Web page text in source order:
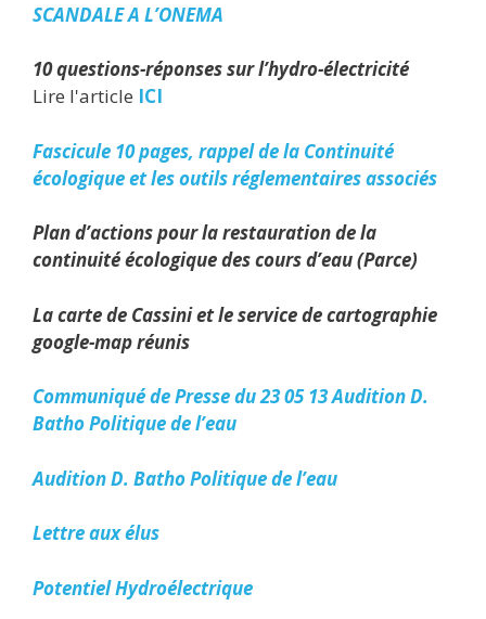
SCANDALE A L’ONEMA
10 questions-réponses sur l’hydro-électricité
Lire l'article ICI
Fascicule 10 pages, rappel de la Continuité
écologique et les outils réglementaires associés
Plan d’actions pour la restauration de la
continuité écologique des cours d’eau (Parce)
La carte de Cassini et le service de cartographie
google-map réunis
Communiqué de Presse du 23 05 13 Audition D.
Batho Politique de l’eau
Audition D. Batho Politique de l’eau
Lettre aux élus
Potentiel Hydroélectrique